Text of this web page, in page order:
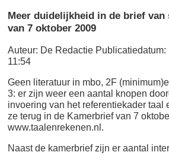
Meer duidelijkheid in de brief van
van 7 oktober 2009
Auteur: De Redactie Publicatiedatum:
11:54
Geen literatuur in mbo, 2F
3: er zijn weer een aantal knopen
invoering van het referentiekader taal
ze terug in de Kamerbrief van 7
www.taalenrekenen.nl.
Naast de kamerbrief zijn er aantal